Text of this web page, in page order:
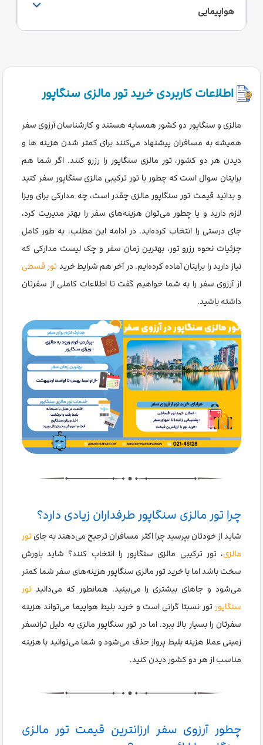
هواپیمایی
اطلاعات کاربردی خرید تور مالزی سنگاپور
مالزی و سنگاپور دو کشور همسایه هستند و کارشناسان آرزوی سفر
همیشه به مسافران پیشنهاد می‌کنند برای کمتر شدن هزینه ها و
دیدن هر دو کشور، تور مالزی سنگاپور را رزرو کنند. اگر شما هم
برایتان سوال است که چطور با تور ترکیبی مالزی سنگاپور سفر کنید
و بدانید قیمت تور سنگاپور مالزی چقدر است، چه مدارکی برای ویزا
لازم دارید و یا چطور می‌توان هزینه‌های سفر را بهتر مدیریت کرد،
جای درستی را انتخاب کرده‌اید. در ادامه این مطلب، به طور کامل
جزئیات نحوه رزرو تور، بهترین زمان سفر و چک لیست مدارکی که
نیاز دارید را برایتان آماده کرده‌ایم. در آخر هم شرایط خرید تور قسطی
از آرزوی سفر را به شما خواهیم گفت تا اطلاعات کاملی از سفرتان
داشته باشید.
چرا تور مالزی سنگاپور طرفداران زیادی دارد؟
شاید از خودتان بپرسید چرا اکثر مسافران ترجیح می‌دهند به جای تور
مالزی، تور ترکیبی مالزی سنگاپور را انتخاب کنند؟ شاید باورش
سخت باشد اما با خرید تور مالزی سنگاپور هزینه‌های سفر شما کمتر
می‌شود و جاهای بیشتری را می‌بینید. همانطور که می‌دانید تور
سنگاپور تور نسبتا گرانی است و خرید بلیط هواپیما می‌تواند هزینه
سفرتان را بسیار بالا ببرد. اما در تور سنگاپور مالزی به دلیل ترانسفر
زمینی عملا هزینه بلیط پرواز حذف می‌شود و شما می‌توانید با هزینه
مناسب از هر دو کشور دیدن کنید.
چطور آرزوی سفر ارزانترین قیمت تور مالزی